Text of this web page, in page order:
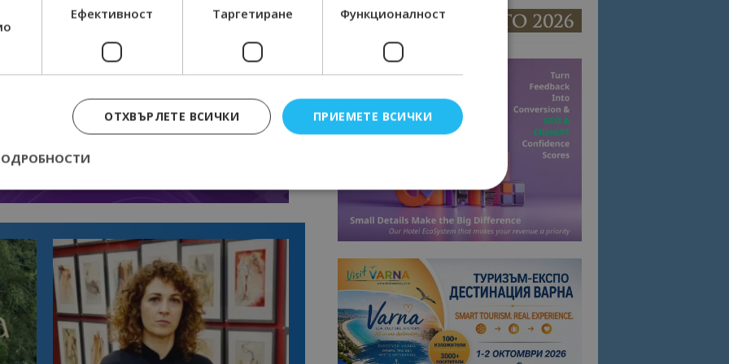
Ефективност Таргетиране Функционалност
ПРИЕМЕТЕ ВСИЧКИ
ОТХВЪРЛЕТЕ ВСИЧКИ
Строго необходимо Ефективност Таргетиране Функционалност
бисквитки позволяват основната функционалност на уебсайта, като потребителско влизане и
Уебсайтът не може да се използва правилно без строго необходими бисквитки.
Доставчик /
Домейн
Валиден
до
Описание
lisandraramos.com
bgtourism.bg
7 дни
Тази бисквитка се използва, за да запомните съгласието
на потребителя за използването на бисквитки на сайта.